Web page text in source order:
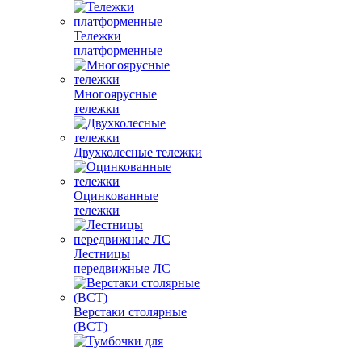
Тележки
платформенные
Многоярусные
тележки
Двухколесные тележки
Оцинкованные
тележки
Лестницы
передвижные ЛС
Верстаки столярные
(ВСТ)